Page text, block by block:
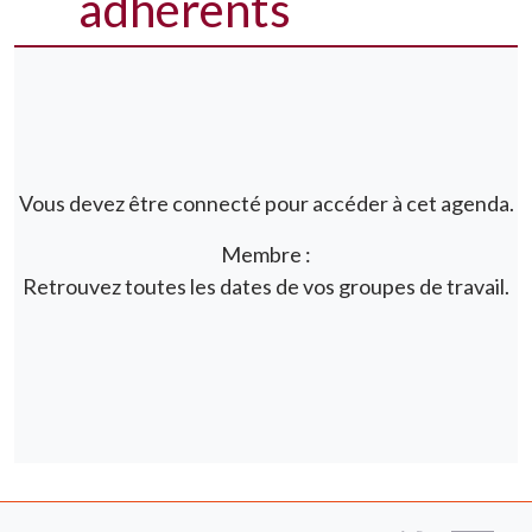
Vous devez être connecté pour accéder à cet agenda.
Membre :
Retrouvez toutes les dates de vos groupes de travail.